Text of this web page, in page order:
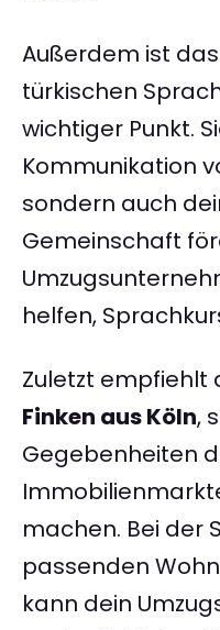
Außerdem ist
türkischen
wichtiger Punkt.
Kommunikation
sondern auch
Gemeinschaft
helfen,
Zuletzt empfiehlt
Finken aus Köln,
Gegebenheiten
machen. Bei der
passenden
kann dein